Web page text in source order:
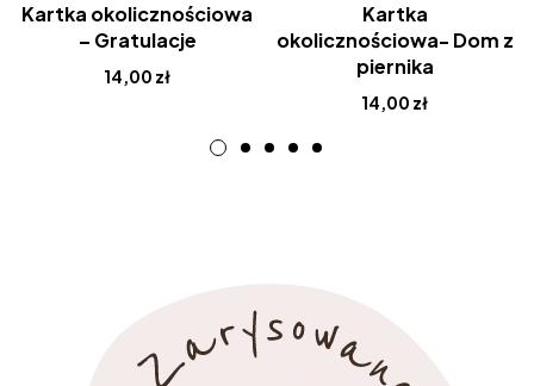
Kartka okolicznościowa
– Gratulacje
14,00 zł
Kartka
okolicznościowa- Dom z
piernika
14,00 zł